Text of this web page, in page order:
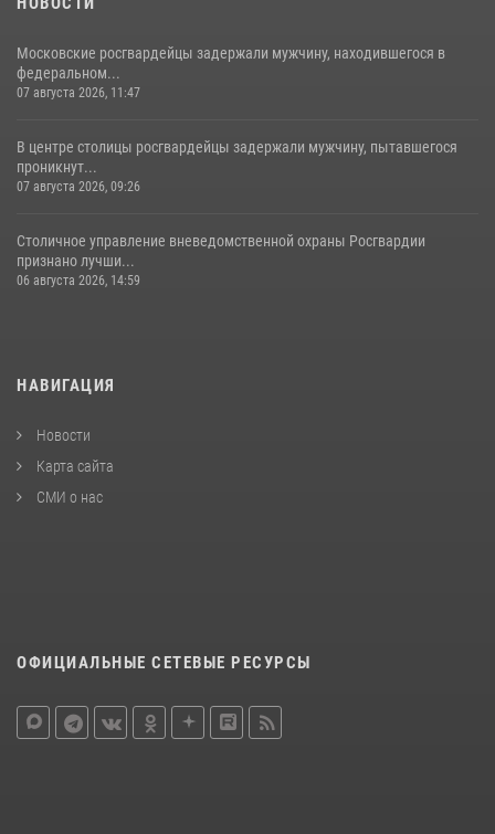
Московские росгвардейцы задержали мужчину, находившегося в
федеральном...
07 августа 2026, 11:47
В центре столицы росгвардейцы задержали мужчину, пытавшегося
проникнут...
07 августа 2026, 09:26
Столичное управление вневедомственной охраны Росгвардии
признано лучши...
06 августа 2026, 14:59
НАВИГАЦИЯ
Новости
Карта сайта
СМИ о нас
ОФИЦИАЛЬНЫЕ СЕТЕВЫЕ РЕСУРСЫ